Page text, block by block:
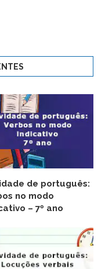
de português:
no modo
– 7º ano